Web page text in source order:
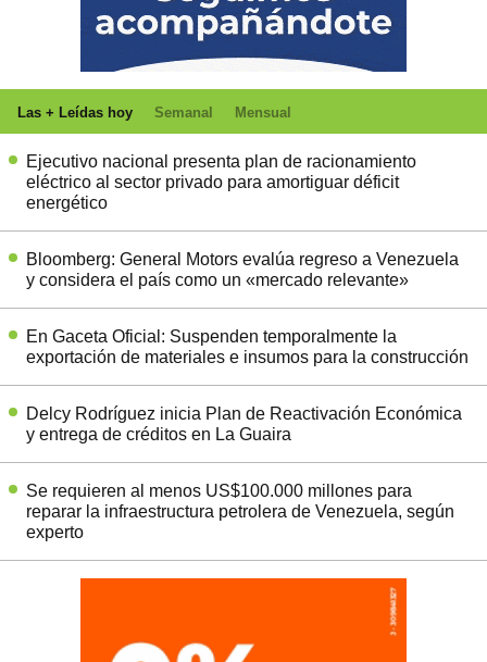
Las + Leídas hoy Semanal Mensual
Ejecutivo nacional presenta plan de racionamiento
eléctrico al sector privado para amortiguar déficit
energético
Bloomberg: General Motors evalúa regreso a Venezuela
y considera el país como un «mercado relevante»
En Gaceta Oficial: Suspenden temporalmente la
exportación de materiales e insumos para la construcción
Delcy Rodríguez inicia Plan de Reactivación Económica
y entrega de créditos en La Guaira
Se requieren al menos US$100.000 millones para
reparar la infraestructura petrolera de Venezuela, según
experto